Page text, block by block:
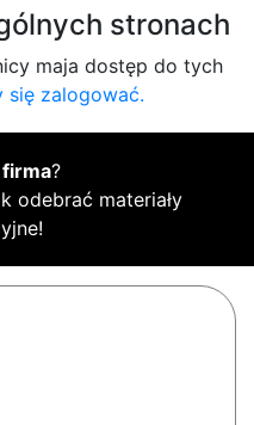
stronach
maja dostęp do tych
się zalogować.
firma?
odebrać materiały